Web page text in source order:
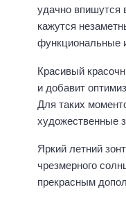
удачно впишутся
кажутся
функциональные
Красивый
и добавит
Для таких
художественные
Яркий летний
чрезмерного
прекрасным